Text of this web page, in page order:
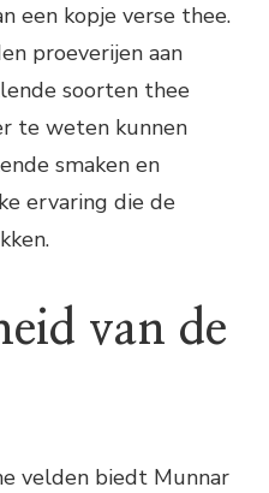
een kopje verse thee.
proeverijen aan
soorten thee
te weten kunnen
smaken en
ervaring die de
van de
velden biedt Munnar